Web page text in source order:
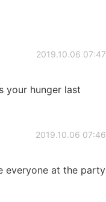
2019.10.06 07:47
your hunger last
2019.10.06 07:46
everyone at the party